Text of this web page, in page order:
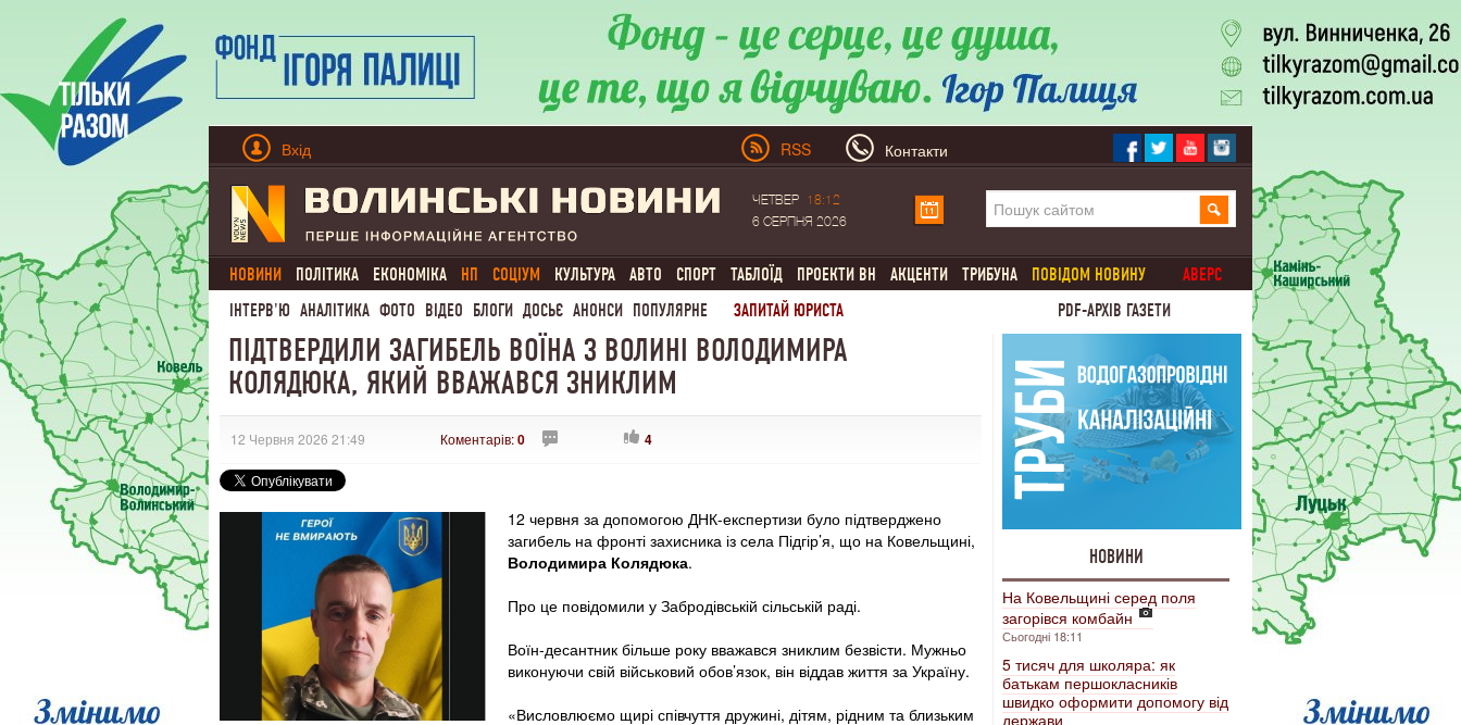
Вхід RSS Контакти
ЧЕТВЕР
18:12
6 СЕРПНЯ 2026
НОВИНИ ПОЛІТИКА ЕКОНОМІКА НП СОЦІУМ КУЛЬТУРА АВТО СПОРТ ТАБЛОЇД ПРОЕКТИ ВН АКЦЕНТИ ТРИБУНА ПОВІДОМ НОВИНУ
АВЕРС
ІНТЕРВ'Ю АНАЛІТИКА ФОТО ВІДЕО БЛОГИ ДОСЬЄ АНОНСИ ПОПУЛЯРНЕ ЗАПИТАЙ ЮРИСТА PDF-АРХІВ ГАЗЕТИ
ПІДТВЕРДИЛИ ЗАГИБЕЛЬ ВОЇНА З ВОЛИНІ ВОЛОДИМИРА
КОЛЯДЮКА, ЯКИЙ ВВАЖАВСЯ ЗНИКЛИМ
12 Червня 2026 21:49 Коментарів:0 4
12 червня за допомогою ДНК-експертизи було підтверджено
загибель на фронті захисника із села Підгір’я, що на Ковельщині,
Володимира Колядюка.
Про це повідомили у Забродівській сільській раді.
Воїн-десантник більше року вважався зниклим безвісти. Мужньо
виконуючи свій військовий обов’язок, він віддав життя за Україну.
«Висловлюємо щирі співчуття дружині, дітям, рідним та близьким
НОВИНИ
На Ковельщині серед поля
загорівся комбайн
Сьогодні 18:11
5 тисяч для школяра: як
батькам першокласників
швидко оформити допомогу від
держави